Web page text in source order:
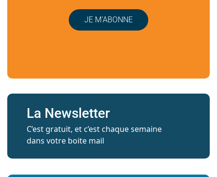
JE M’ABONNE
La Newsletter
C’est gratuit, et c’est chaque semaine
dans votre boite mail